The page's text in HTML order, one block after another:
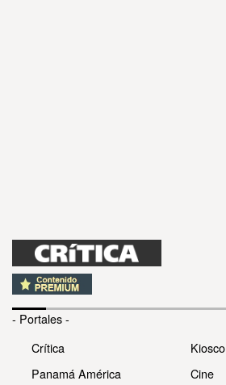
- Portales -
Crítica
Panamá América
Kiosco
Cine